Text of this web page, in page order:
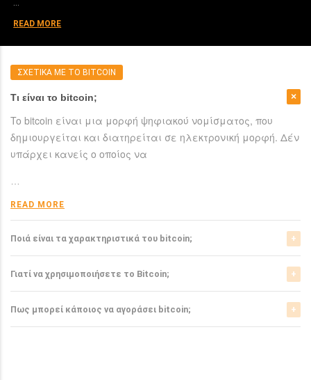
READ MORE
ΣΧΕΤΙΚΑ ΜΕ ΤΟ BITCOIN
Τι είναι το bitcoin;
To bitcoin είναι μια μορφή ψηφιακού νομίσματος, που
δημιουργείται και διατηρείται σε ηλεκτρονική μορφή. Δέν
υπάρχει κανείς ο οποίος να
…
READ MORE
Ποιά είναι τα χαρακτηριστικά του bitcoin;
Το bitcoin έχει αρκετά σημαντικά χαρακτηριστικά που το
ξεχωρίζουν από τα ελεγχόμενα-από-κυβερνήσεις
νομίσματα.
READ MORE
Γιατί να χρησιμοποιήσετε το Bitcoin;
Το bitcoin είναι μια σχετικά νέα μορφή νομίσματος, η
οποία τώρα αρχίζει να γίνεται αποδεκτή από μιά μεγάλη
μερίδα του
Πως μπορεί κάποιος να αγοράσει bitcoin;
Μπορείτε να αγοράσετε bitcoin είτε από τα αντίστοιχα